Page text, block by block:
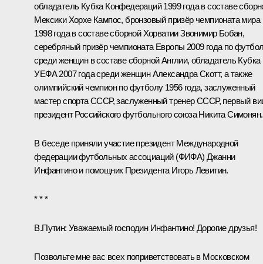
обладатель Кубка Конфедераций 1999 года в составе
Мексики Хорхе Кампос, бронзовый призёр чемпионата мира
1998 года в составе сборной Хорватии Звонимир Бобан,
серебряный призёр чемпионата Европы 2009 года по
среди женщин в составе сборной Англии, обладатель Кубка
УЕФА 2007 года среди женщин Александра Скотт, а также
олимпийский чемпион по футболу 1956 года, заслуженный
мастер спорта СССР, заслуженный тренер СССР, первый
президент Российского футбольного союза Никита Симонян.
В беседе приняли участие президент Международной
федерации футбольных ассоциаций (ФИФА) Джанни
Инфантино и помощник Президента Игорь Левитин.
* * *
В.Путин: Уважаемый господин Инфантино! Дорогие друзья!
Позвольте мне вас всех поприветствовать в Московском